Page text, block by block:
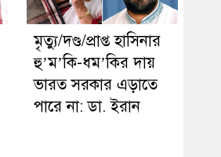
মৃত্যু/দণ্ড/প্রাপ্ত হাসিনার
হু’ম’কি-ধম’কির দায়
ভারত সরকার এড়াতে
পারে না: ডা. ইরান